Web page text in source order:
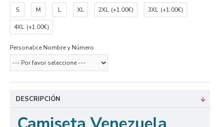
S
M L XL 2XL (+1.00€) 3XL (+1.00€)
4XL (+1.00€)
Personalice Nombre y Número
DESCRIPCIÓN